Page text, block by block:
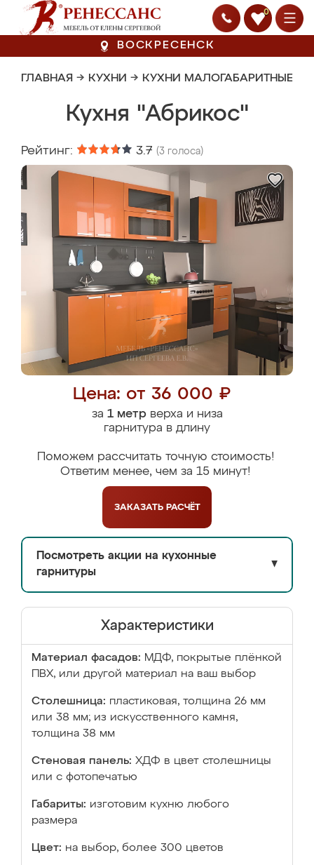
0
ВОСКРЕСЕНСК
ГЛАВНАЯ → КУХНИ → КУХНИ МАЛОГАБАРИТНЫЕ
Кухня "Абрикос"
Рейтинг: 3.7 (3 голоса)
Цена: от 36 000 ₽
за 1 метрверха и низа
гарнитура в длину
Поможем рассчитать точную стоимость!
Ответим менее, чем за 15 минут!
ЗАКАЗАТЬ РАСЧЁТ
Посмотреть акции на кухонные
гарнитуры
▼
Характеристики
Материал фасадов: МДФ, покрытые плёнкой
ПВХ, или другой материал на ваш выбор
Столешница: пластиковая, толщина 26 мм
или 38 мм; из искусственного камня,
толщина 38 мм
Стеновая панель: ХДФ в цвет столешницы
или с фотопечатью
Габариты: изготовим кухню любого
размера
Цвет: на выбор, более 300 цветов